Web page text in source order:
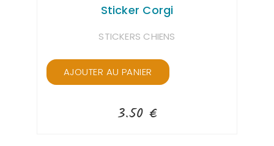
Sticker Corgi
STICKERS CHIENS
AJOUTER AU PANIER
3.50 €